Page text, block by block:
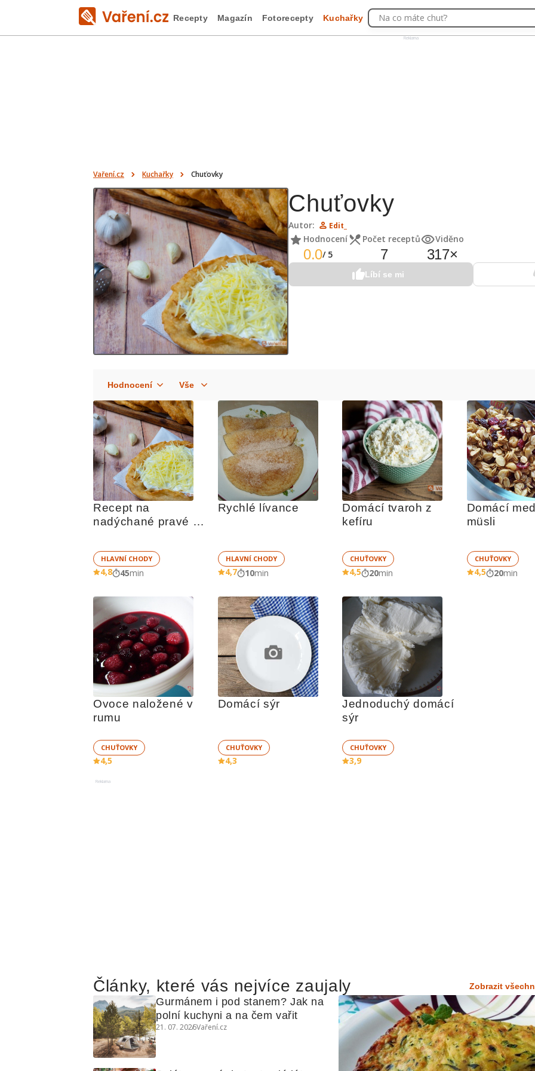
Reklama
Recepty Magazín Fotorecepty Kuchařky Na co máte chuť?
Vaření.cz Kuchařky Chuťovky
Chuťovky
Autor: Edit_
Hodnocení
0.0/ 5
Počet receptů
7
Viděno
317×
Líbí se mi
Recept na
nadýchané pravé
HLAVNÍ CHODY
4,8 45min
Rychlé lívance
HLAVNÍ CHODY
4,7 10min
Domácí tvaroh z
kefíru
CHUŤOVKY
4,5 20min
Domácí
müsli
CHUŤOVKY
4,5 20min
Ovoce naložené v
rumu
CHUŤOVKY
4,5
Domácí sýr
CHUŤOVKY
4,3
Jednoduchý domácí
sýr
CHUŤOVKY
3,9
Reklama
Články, které vás nejvíce zaujaly Zobrazit
Gurmánem i pod stanem? Jak na
polní kuchyni a na čem vařit
21. 07. 2026Vaření.cz